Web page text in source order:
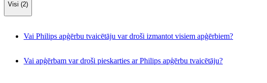
Visi (2)
Vai Philips apģērbu tvaicētāju var droši izmantot visiem apģērbiem?
Vai apģērbam var droši pieskarties ar Philips apģērbu tvaicētāju?